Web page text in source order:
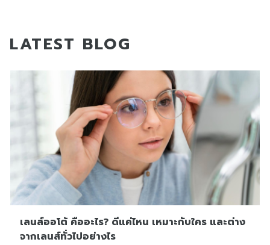
LATEST BLOG
เลนส์ออโต้ คืออะไร? ดีแค่ไหน เหมาะกับใคร และต่าง
จากเลนส์ทั่วไปอย่างไร